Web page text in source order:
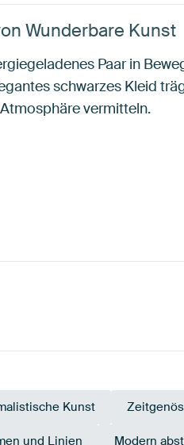
Wunderbare Kunst
Paar in
schwarzes Kleid
vermitteln.
Kunst
und Linien Modern